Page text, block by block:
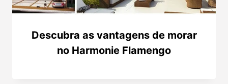
Descubra as vantagens de morar
no Harmonie Flamengo